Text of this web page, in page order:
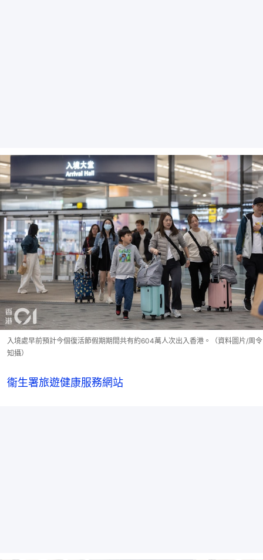
入境處早前預計今個復活節假期期間共有約604萬人次出入香港。（資料圖片/周令
知攝）
衞生署旅遊健康服務網站